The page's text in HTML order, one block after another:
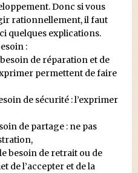
Donc si vous
rationnellement, il faut
quelques explications.
:
de réparation et de
permettent de faire
de sécurité : l’exprimer
de partage : ne pas
besoin de retrait ou de
de l’accepter et de la